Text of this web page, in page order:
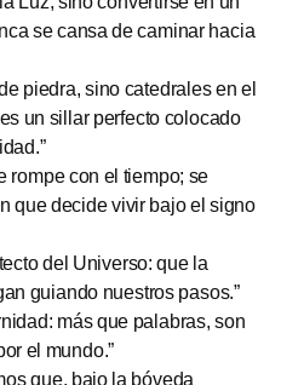
se cansa de caminar hacia
piedra, sino catedrales en el
un sillar perfecto colocado
rompe con el tiempo; se
que decide vivir bajo el signo
del Universo: que la
guiando nuestros pasos.”
más que palabras, son
el mundo.”
que, bajo la bóveda